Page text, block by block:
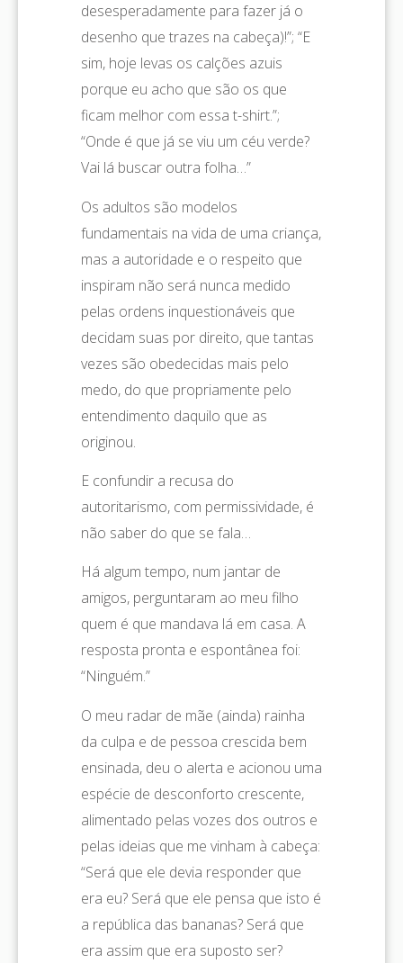
desesperadamente para fazer já o
desenho que trazes na cabeça)!”; “E
sim, hoje levas os calções azuis
porque eu acho que são os que
ficam melhor com essa t-shirt.”;
“Onde é que já se viu um céu verde?
Vai lá buscar outra folha…”
Os adultos são modelos
fundamentais na vida de uma criança,
mas a autoridade e o respeito que
inspiram não será nunca medido
pelas ordens inquestionáveis que
decidam suas por direito, que tantas
vezes são obedecidas mais pelo
medo, do que propriamente pelo
entendimento daquilo que as
originou.
E confundir a recusa do
autoritarismo, com permissividade, é
não saber do que se fala…
Há algum tempo, num jantar de
amigos, perguntaram ao meu filho
quem é que mandava lá em casa. A
resposta pronta e espontânea foi:
“Ninguém.”
O meu radar de mãe (ainda) rainha
da culpa e de pessoa crescida bem
ensinada, deu o alerta e acionou uma
espécie de desconforto crescente,
alimentado pelas vozes dos outros e
pelas ideias que me vinham à cabeça:
“Será que ele devia responder que
era eu? Será que ele pensa que isto é
a república das bananas? Será que
era assim que era suposto ser?